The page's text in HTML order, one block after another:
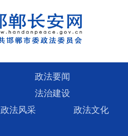
政法要闻
法治建设
政法风采
政法文化